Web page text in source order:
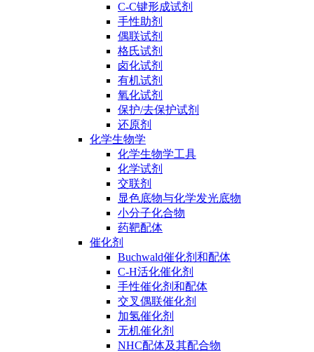
C-C键形成试剂
手性助剂
偶联试剂
格氏试剂
卤化试剂
有机试剂
氧化试剂
保护/去保护试剂
还原剂
化学生物学
化学生物学工具
化学试剂
交联剂
显色底物与化学发光底物
小分子化合物
药靶配体
催化剂
Buchwald催化剂和配体
C-H活化催化剂
手性催化剂和配体
交叉偶联催化剂
加氢催化剂
无机催化剂
NHC配体及其配合物